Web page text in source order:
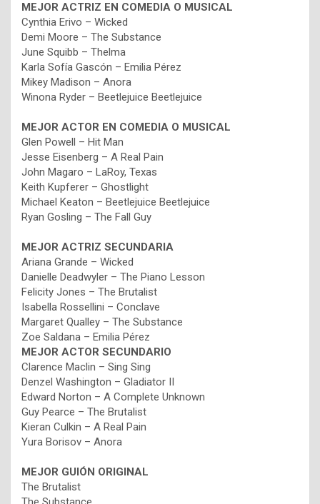
MEJOR ACTRIZ EN COMEDIA O MUSICAL
Cynthia Erivo – Wicked
Demi Moore – The Substance
June Squibb – Thelma
Karla Sofía Gascón – Emilia Pérez
Mikey Madison – Anora
Winona Ryder – Beetlejuice Beetlejuice
MEJOR ACTOR EN COMEDIA O MUSICAL
Glen Powell – Hit Man
Jesse Eisenberg – A Real Pain
John Magaro – LaRoy, Texas
Keith Kupferer – Ghostlight
Michael Keaton – Beetlejuice Beetlejuice
Ryan Gosling – The Fall Guy
MEJOR ACTRIZ SECUNDARIA
Ariana Grande – Wicked
Danielle Deadwyler – The Piano Lesson
Felicity Jones – The Brutalist
Isabella Rossellini – Conclave
Margaret Qualley – The Substance
Zoe Saldana – Emilia Pérez
MEJOR ACTOR SECUNDARIO
Clarence Maclin – Sing Sing
Denzel Washington – Gladiator II
Edward Norton – A Complete Unknown
Guy Pearce – The Brutalist
Kieran Culkin – A Real Pain
Yura Borisov – Anora
MEJOR GUIÓN ORIGINAL
The Brutalist